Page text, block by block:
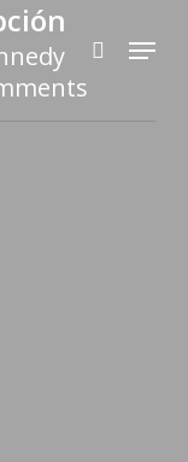
search
Menu